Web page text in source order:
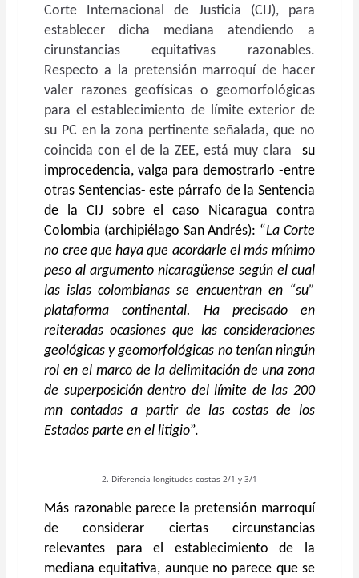
Corte Internacional de Justicia (CIJ), para
establecer dicha mediana atendiendo a
cirunstancias equitativas razonables.
Respecto a la pretensión marroquí de hacer
valer razones geofísicas o geomorfológicas
para el establecimiento de límite exterior de
su PC en la zona pertinente señalada, que no
coincida con el de la ZEE, está muy clara
su
improcedencia, valga para demostrarlo -entre
otras Sentencias- este párrafo de la Sentencia
de la CIJ sobre el caso Nicaragua contra
Colombia (archipiélago San Andrés): “La Corte
no cree que haya que acordarle el más mínimo
peso al argumento nicaragüense según el cual
las islas colombianas se encuentran en “su”
plataforma continental. Ha precisado en
reiteradas ocasiones que las consideraciones
geológicas y geomorfológicas no tenían ningún
rol en el marco de la delimitación de una zona
de superposición dentro del límite de las 200
mn contadas a partir de las costas de los
Estados parte en el litigio”.
2. Diferencia longitudes costas 2/1 y 3/1
Más razonable parece la pretensión marroquí
de considerar ciertas circunstancias
relevantes para el establecimiento de la
mediana equitativa, aunque no parece que se